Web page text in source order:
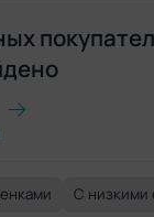
С низкими